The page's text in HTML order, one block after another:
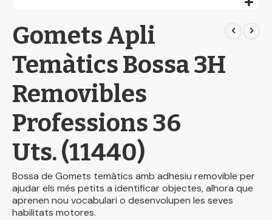
to
the
images
gallery
Gomets Apli
Temàtics Bossa 3H
Removibles
Professions 36
Uts. (11440)
Bossa de Gomets temàtics amb adhesiu removible per
ajudar els més petits a identificar objectes, alhora que
aprenen nou vocabulari o desenvolupen les seves
habilitats motores.